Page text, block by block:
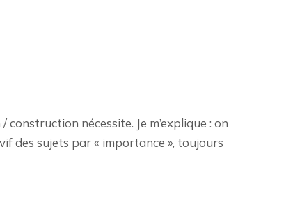
nécessite. Je m’explique : on
des sujets par « importance », toujours